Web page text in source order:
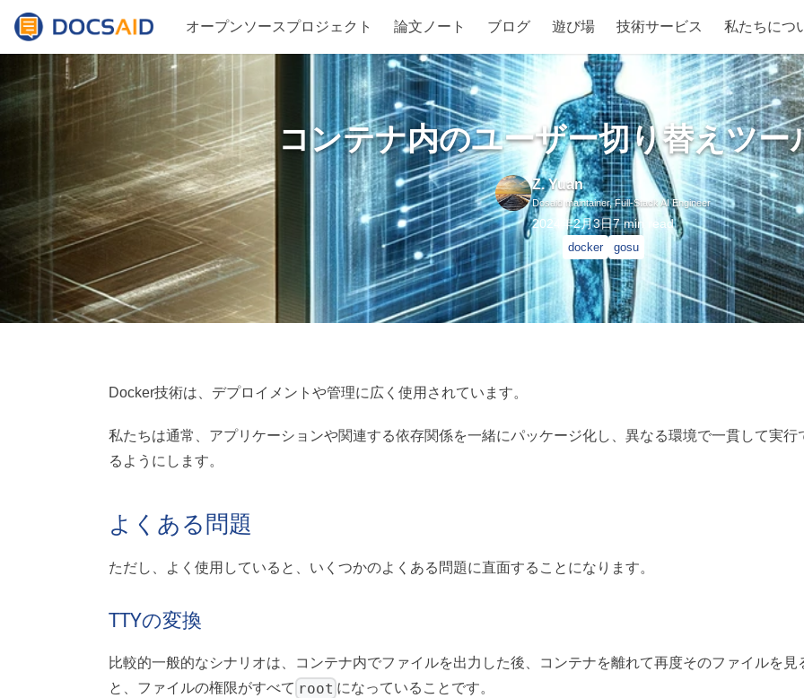
オープンソースプロジェクト 論文ノート ブログ 遊び場 技術サービス 私たちにつ
コンテナ内のユーザー切り替えツ
Z. Yuan
Dosaid maintainer, Full-Stack AI Engineer
2024年2月3日7min read
docker gosu
Docker技術は、デプロイメントや管理に広く使用されています。
私たちは通常、アプリケーションや関連する依存関係を一緒にパッケージ化し、異なる環境で一貫して実行
るようにします。
よくある問題
ただし、よく使用していると、いくつかのよくある問題に直面することになります。
TTYの変換
比較的一般的なシナリオは、コンテナ内でファイルを出力した後、コンテナを離れて再度そのファイルを見
と、ファイルの権限がすべて root になっていることです。